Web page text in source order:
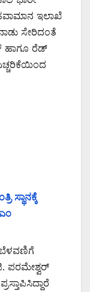
ಇಲಾಖೆ
ಸೇರಿದಂತೆ
ಹಾಗೂ ರೆಡ್
ಸ್ಥಾನಕ್ಕೆ
ಬೆಳವಣಿಗೆ
ಪರಮೇಶ್ವರ್